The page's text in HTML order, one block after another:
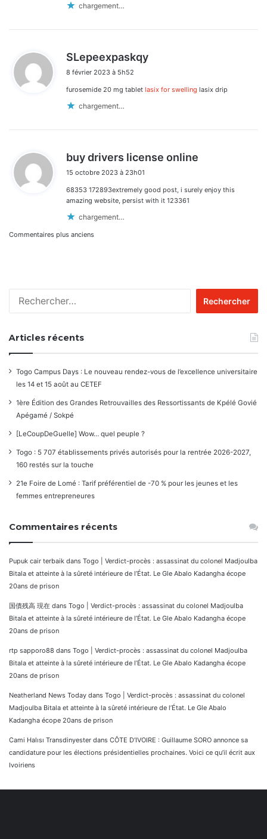
chargement…
SLepeexpaskqy
8 février 2023 à 5h52
furosemide 20 mg tablet lasix for swelling lasix drip
chargement…
buy drivers license online
15 octobre 2023 à 23h01
68353 172893extremely good post, i surely enjoy this
amazing website, persist with it 123361
chargement…
Navigation
commentaires
Commentaires plus anciens
Articles récents
Togo Campus Days : Le nouveau rendez-vous de l’excellence universitaire
les 14 et 15 août au CETEF
1ère Édition des Grandes Retrouvailles des Ressortissants de Kpélé Govié
Apégamé / Sokpé
[LeCoupDeGuelle] Wow… quel peuple ?
Togo : 5 707 établissements privés autorisés pour la rentrée 2026-2027,
160 restés sur la touche
21e Foire de Lomé : Tarif préférentiel de -70 % pour les jeunes et les
femmes entrepreneures
Commentaires récents
Pupuk cair terbaik dans Togo | Verdict-procès : assassinat du colonel Madjoulba
Bitala et atteinte à la sûreté intérieure de l’État. Le Gle Abalo Kadangha écope
20ans de prison
国債残高 現在 dans Togo | Verdict-procès : assassinat du colonel Madjoulba
Bitala et atteinte à la sûreté intérieure de l’État. Le Gle Abalo Kadangha écope
20ans de prison
rtp sapporo88 dans Togo | Verdict-procès : assassinat du colonel Madjoulba
Bitala et atteinte à la sûreté intérieure de l’État. Le Gle Abalo Kadangha écope
20ans de prison
Neatherland News Today dans Togo | Verdict-procès : assassinat du colonel
Madjoulba Bitala et atteinte à la sûreté intérieure de l’État. Le Gle Abalo
Kadangha écope 20ans de prison
Cami Halısı Transdinyester dans CÔTE D’IVOIRE : Guillaume SORO annonce sa
candidature pour les élections présidentielles prochaines. Voici ce qu’il écrit aux
Ivoiriens